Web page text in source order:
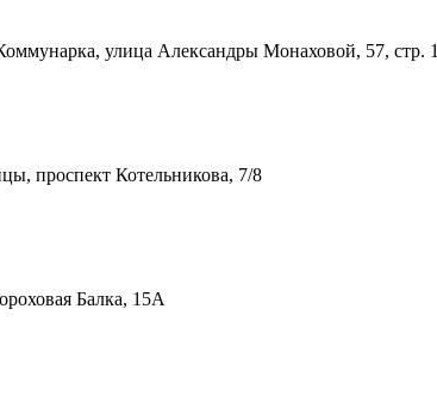
улица Александры Монаховой, 57, стр. 1
проспект Котельникова, 7/8
Балка, 15А